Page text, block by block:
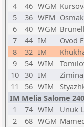
4
46 WGM
5
36 WFM
6
40 WGM
7
44 IM Ovod
8
32 IM
9
54 WIM
10 30 IM
11
56 WIM
IM Melia Salome
1
74 WIM Unuk
2
68 WGM